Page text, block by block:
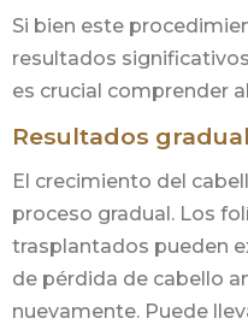
Si bien este
resultados
es crucial comprender
Resultados
El crecimiento del
proceso gradual. Los
trasplantados pueden
de pérdida de cabello
nuevamente. Puede